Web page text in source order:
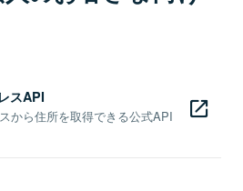
スAPI
から住所を取得できる公式API